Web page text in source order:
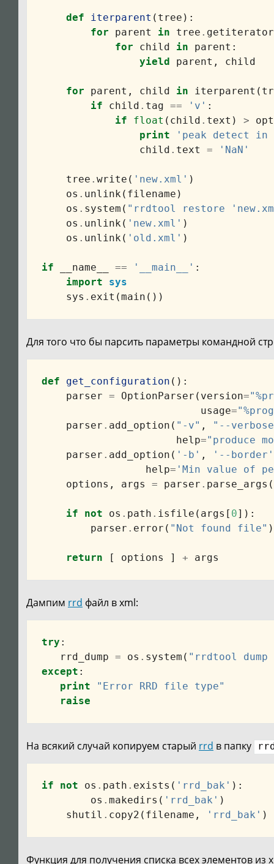
def iterparent ( tree ):
for
parent in tree . getiterator
for
child in parent :
yield
parent , child
for parent , child in iterparent (
if
child . tag == 'v' :
if
float ( child . text ) >
print
'peak detect in
child . text = 'NaN'
tree . write ( 'new.xml' )
os . unlink( filename )
os . system ( "rrdtool restore
os . unlink( 'new.xml' )
os . unlink( 'old.xml' )
if __name__ == '__main__' :
import
sys
sys . exit (main ())
Для того что бы парсить параметры командной
def get_configuration ():
parser = OptionParser ( version=
usage=
parser . add_option ( "-v" ,
"--
help="produce
parser . add_option ( '-b' ,
'--border'
help= 'Min value of
options , args = parser . parse_args
if not os . path . isfile ( args [ 0]):
parser . error ( "Not found file" )
return [ options ] + args
Дампим rrd файл в xml:
try :
rrd_dump = os . system ( "rrdtool
except :
print
"Error RRD file type"
raise
На всякий случай копируем старый rrd в папку
if not os . path . exists ( 'rrd_bak' ):
os . makedirs ( 'rrd_bak' )
shutil . copy2 ( filename , 'rrd_bak' )
Функция для получения списка всех элементов из